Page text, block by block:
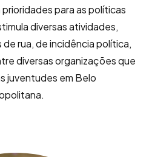
para as políticas
diversas atividades,
rua, de incidência política,
diversas organizações que
juventudes em Belo